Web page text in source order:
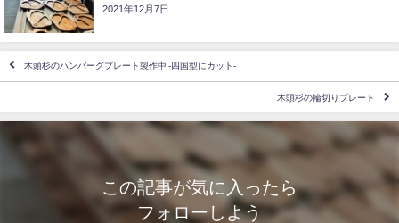
2021年12月7日
木頭杉のハンバーグプレート製作中 -四国型にカット-
木頭杉の輪切りプレート
この記事が気に入ったら
フォローしよう